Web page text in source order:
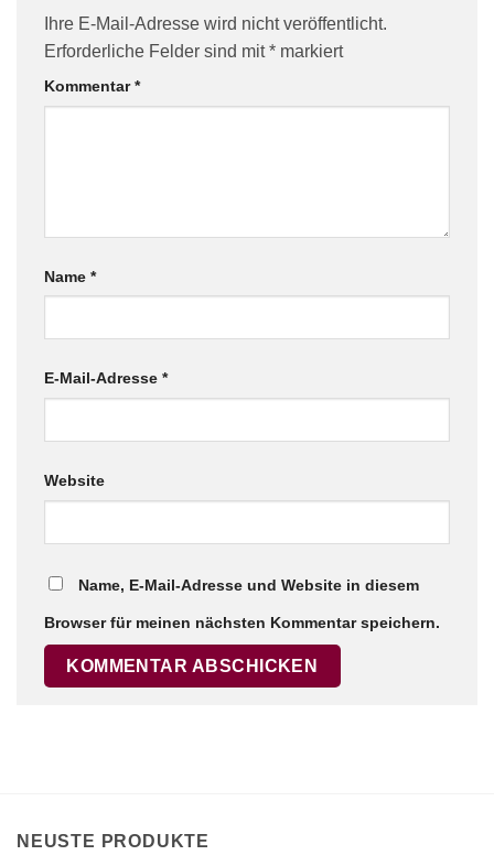
Ihre E-Mail-Adresse wird nicht veröffentlicht.
Erforderliche Felder sind mit* markiert
Kommentar*
Name *
E-Mail-Adresse *
Website
Name, E-Mail-Adresse und Website in diesem
Browser für meinen nächsten Kommentar speichern.
NEUSTE PRODUKTE
Chat Support
AKKORDZITHER